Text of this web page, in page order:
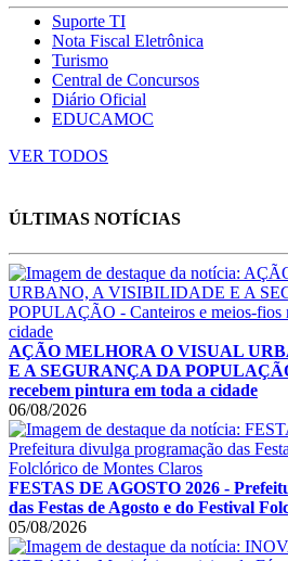
Suporte TI
Nota Fiscal Eletrônica
Turismo
Central de Concursos
Diário Oficial
EDUCAMOC
VER TODOS
ÚLTIMAS NOTÍCIAS
AÇÃO MELHORA O VISUAL
E A SEGURANÇA DA
recebem pintura em toda a cidade
06/08/2026
FESTAS DE AGOSTO 2026 -
das Festas de Agosto e do Festival
05/08/2026